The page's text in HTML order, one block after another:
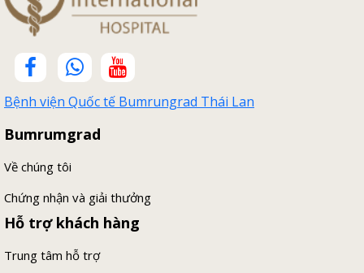
Bệnh viện Quốc tế Bumrungrad Thái Lan
Bumrumgrad
Về chúng tôi
Chứng nhận và giải thưởng
Hỗ trợ khách hàng
Trung tâm hỗ trợ